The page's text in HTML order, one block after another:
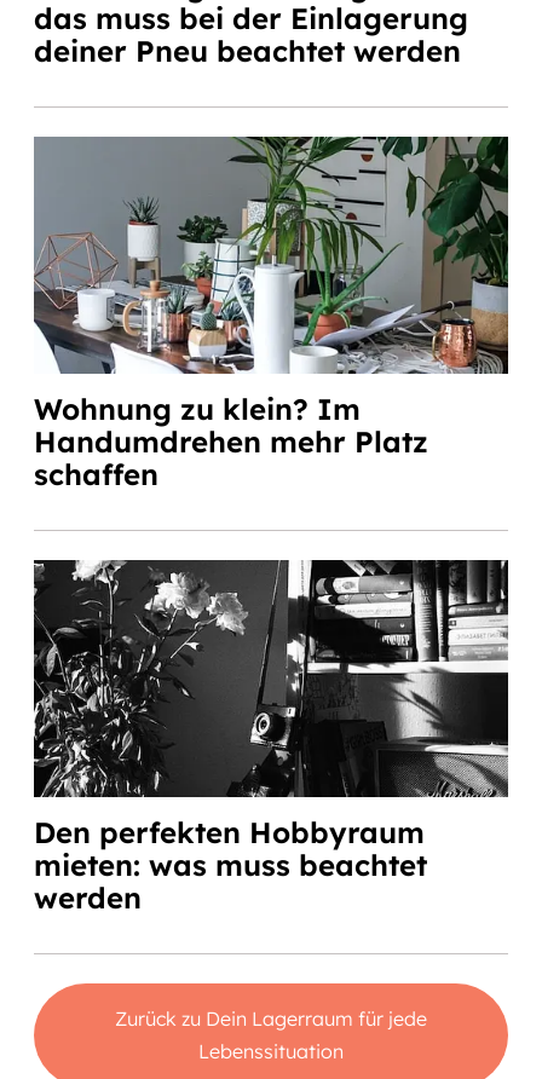
das muss bei der Einlagerung
deiner Pneu beachtet werden
Wohnung zu klein? Im
Handumdrehen mehr Platz
schaffen
Den perfekten Hobbyraum
mieten: was muss beachtet
werden
Zurück zu Dein Lagerraum für jede
Lebenssituation